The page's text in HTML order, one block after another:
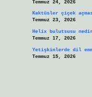
Temmuz 24, 2026
Kaktüsler çiçek
Temmuz 23, 2026
Helix bulutsusu
Temmuz 17, 2026
Yetişkinlerde dil
Temmuz 15, 2026